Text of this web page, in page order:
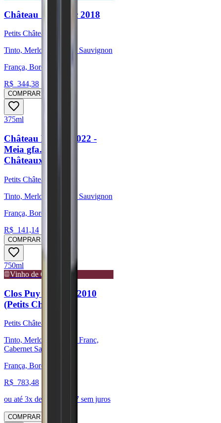
Château Sigognac 2018
Petits Châteaux
Tinto, Merlot, Cabernet Sauvignon
França, Bordeaux
R$ 344,38
COMPRAR
375ml
Château Bel Air 2022 -
Meia gfa. (Petits
Châteaux)
Petits Châteaux
Tinto, Merlot, Cabernet Sauvignon
França, Bordeaux
R$ 141,14
COMPRAR
750ml
Vinho de Guarda
Clos Puy Arnaud 2010
(Petits Châteaux)
Petits Châteaux
Tinto, Merlot, Cabernet Franc,
Cabernet Sauvignon
França, Bordeaux
R$ 783,48
ou até 3x de R$ 261,17 sem juros
COMPRAR